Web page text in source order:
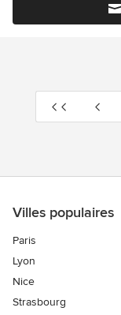
Villes populaires
Paris
Lyon
Nice
Strasbourg